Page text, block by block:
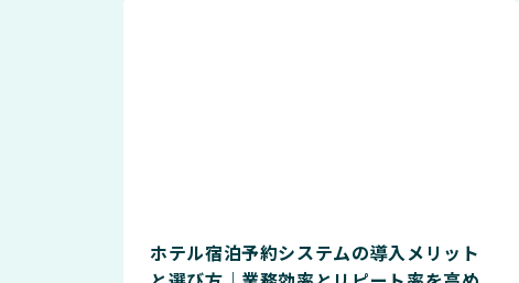
ホテル宿泊予約システムの導入メリット